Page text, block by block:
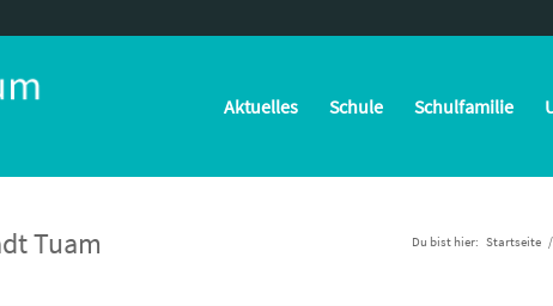
Aktuelles Schule Schulfamilie
Tuam Du bist hier: Startseite /